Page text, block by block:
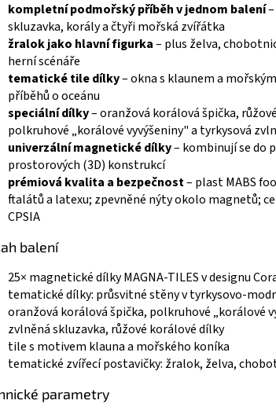
kompletní podmořský příběh v jednom balení
skluzavka, korály a čtyři mořská zvířátka
žralok jako hlavní figurka– plus želva,
herní scénáře
tematické tile dílky– okna s klaunem a
příběhů o oceánu
speciální dílky– oranžová korálová špička,
polkruhové „korálové vyvýšeniny" a tyrkysová
univerzální magnetické dílky– kombinují se do
prostorových (3D) konstrukcí
prémiová kvalita a bezpečnost– plast MABS
ftalátů a latexu; zpevněné nýty okolo magnetů;
CPSIA
balení
25× magnetické dílky MAGNA-TILES v designu
tematické dílky: průsvitné stěny v tyrkysovo-
oranžová korálová špička, polkruhové „korálové
zvlněná skluzavka, růžové korálové dílky
tile s motivem klauna a mořského koníka
tematické zvířecí postavičky: žralok, želva,
parametry